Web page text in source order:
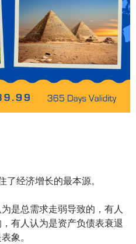
了经济增长的最本源。
是总需求走弱导致的，有人
有人认为是资产负债表衰退
象。